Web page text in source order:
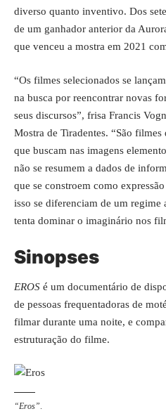
diverso quanto inventivo. Dos
de um ganhador anterior da
que venceu a mostra em 2021
“Os filmes selecionados se
na busca por reencontrar novas
seus discursos”, frisa Francis
Mostra de Tiradentes. “São filmes
que buscam nas imagens
não se resumem a dados de
que se constroem como
isso se diferenciam de um
tenta dominar o imaginário nos
Sinopses
EROS é um documentário de
de pessoas frequentadoras de
filmar durante uma noite, e
estruturação do filme.
“Eros”.